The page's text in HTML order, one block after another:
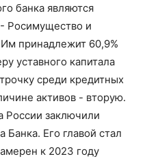
банка являются
Росимущество и
принадлежит 60,9%
уставного капитала
среди кредитных
активов - вторую.
России заключили
Банка. Его главой стал
к 2023 году